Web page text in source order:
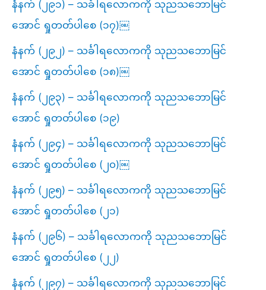
နံနက် (၂၉၁) – သင်္ခါရလောကကို သုညသဘောမြင်
အောင် ရှုတတ်ပါစေ (၁၇)￼
နံနက် (၂၉၂) – သင်္ခါရလောကကို သုညသဘောမြင်
အောင် ရှုတတ်ပါစေ (၁၈)￼
နံနက် (၂၉၃) – သင်္ခါရလောကကို သုညသဘောမြင်
အောင် ရှုတတ်ပါစေ (၁၉)
နံနက် (၂၉၄) – သင်္ခါရလောကကို သုညသဘောမြင်
အောင် ရှုတတ်ပါစေ (၂၀)￼
နံနက် (၂၉၅) – သင်္ခါရလောကကို သုညသဘောမြင်
အောင် ရှုတတ်ပါစေ (၂၁)
နံနက် (၂၉၆) – သင်္ခါရလောကကို သုညသဘောမြင်
အောင် ရှုတတ်ပါစေ (၂၂)
နံနက် (၂၉၇) – သင်္ခါရလောကကို သုညသဘောမြင်